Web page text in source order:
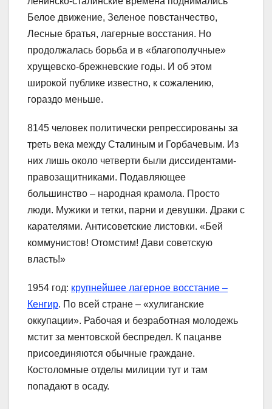
Белое движение, Зеленое повстанчество,
Лесные братья, лагерные восстания. Но
продолжалась борьба и в «благополучные»
хрущевско-брежневские годы. И об этом
широкой публике известно, к сожалению,
гораздо меньше.
8145 человек политически репрессированы за
треть века между Сталиным и Горбачевым. Из
них лишь около четверти были диссидентами-
правозащитниками. Подавляющее
большинство – народная крамола. Просто
люди. Мужики и тетки, парни и девушки. Драки с
карателями. Антисоветские листовки. «Бей
коммунистов! Отомстим! Дави советскую
власть!»
1954 год: крупнейшее лагерное восстание –
Кенгир. По всей стране – «хулиганские
оккупации». Рабочая и безработная молодежь
мстит за ментовской беспредел. К пацанве
присоединяются обычные граждане.
Костоломные отделы милиции тут и там
попадают в осаду.